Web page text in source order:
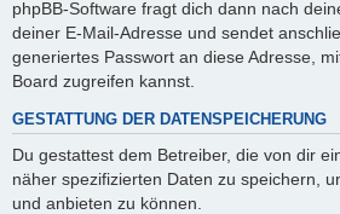
phpBB-Software fragt dich dann nach
deiner E-Mail-Adresse und sendet
generiertes Passwort an diese Adresse,
Board zugreifen kannst.
GESTATTUNG DER DATENSPEICHERUNG
Du gestattest dem Betreiber, die von dir
näher spezifizierten Daten zu speichern,
und anbieten zu können.